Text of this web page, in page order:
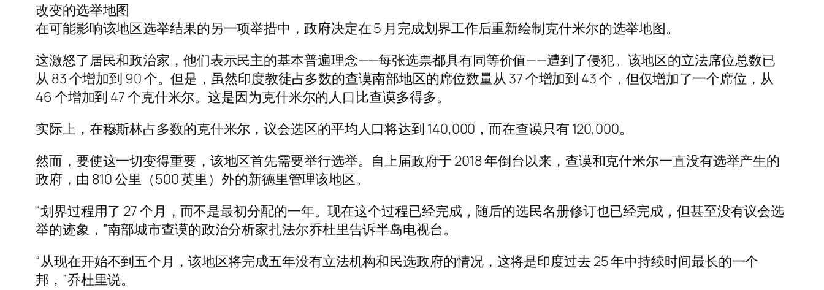
改变的选举地图
在可能影响该地区选举结果的另一项举措中，政府决定在 5 月完成划界工作后重新绘制克什米尔的选举地图。
这激怒了居民和政治家，他们表示民主的基本普遍理念——每张选票都具有同等价值——遭到了侵犯。该地区的立法席位总数已
从 83 个增加到 90 个。但是，虽然印度教徒占多数的查谟南部地区的席位数量从 37 个增加到 43 个，但仅增加了一个席位，从
46 个增加到 47 个克什米尔。这是因为克什米尔的人口比查谟多得多。
实际上，在穆斯林占多数的克什米尔，议会选区的平均人口将达到 140,000，而在查谟只有 120,000。
然而，要使这一切变得重要，该地区首先需要举行选举。自上届政府于 2018 年倒台以来，查谟和克什米尔一直没有选举产生的
政府，由 810 公里（500 英里）外的新德里管理该地区。
“划界过程用了 27 个月，而不是最初分配的一年。现在这个过程已经完成，随后的选民名册修订也已经完成，但甚至没有议会选
举的迹象，”南部城市查谟的政治分析家扎法尔乔杜里告诉半岛电视台。
“从现在开始不到五个月，该地区将完成五年没有立法机构和民选政府的情况，这将是印度过去 25 年中持续时间最长的一个
邦，”乔杜里说。